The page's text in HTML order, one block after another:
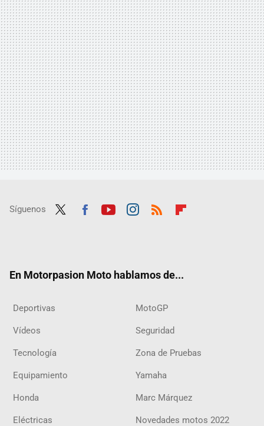
Síguenos
En Motorpasion Moto hablamos de...
Deportivas MotoGP
Vídeos Seguridad
Tecnología Zona de Pruebas
Equipamiento Yamaha
Honda Marc Márquez
Eléctricas Novedades motos 2022